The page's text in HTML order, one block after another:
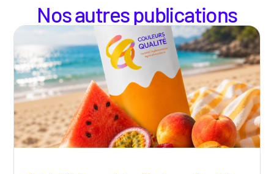
Nos autres publications